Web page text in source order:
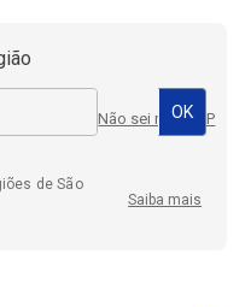
Não sei meu CEP
de São
Saiba mais